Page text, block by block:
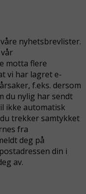
nyhetsbrevlister.
motta flere
vi har lagret e-
f.eks. dersom
du nylig har sendt
ikke automatisk
trekker samtykket
fra
deg på
din i
av.